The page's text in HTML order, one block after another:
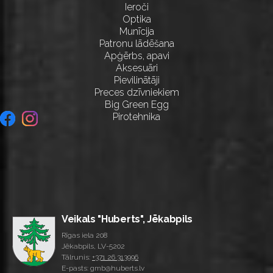
Ieroči
Optika
Munīcija
Patronu lādēšana
Apģērbs, apavi
Aksesuāri
Pievilinātāji
Preces dzīvniekiem
Big Green Egg
Pirotehnika
Veikals "Huberts", Jēkabpils
Rīgas iela 208
Jēkabpils, LV-5202
Tālrunis: +371 26 313996
E-pasts: gmb@huberts.lv